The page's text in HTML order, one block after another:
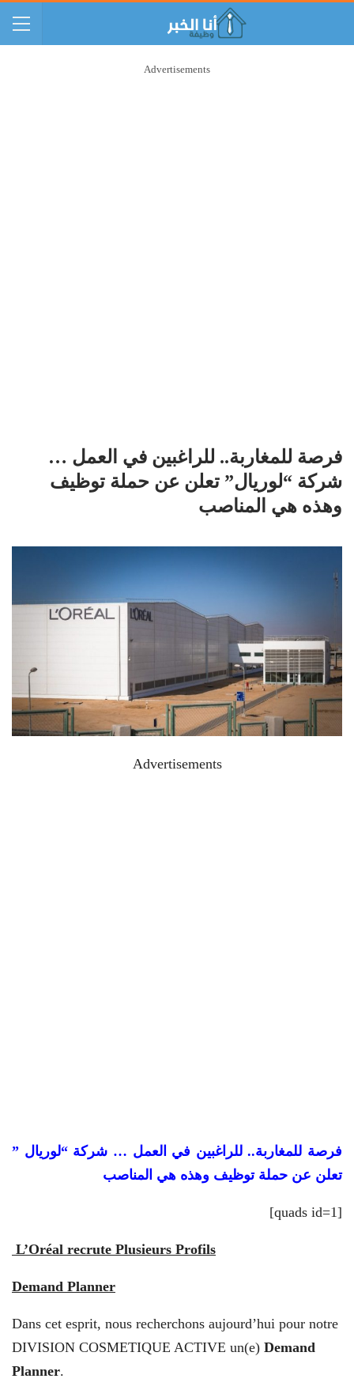
Advertisements
فرصة للمغاربة.. للراغبين في العمل …
شركة “لوريال” تعلن عن حملة توظيف
وهذه هي المناصب
Advertisements
فرصة للمغاربة.. للراغبين في العمل … شركة “لوريال ”
تعلن عن حملة توظيف وهذه هي المناصب
[quads id=1]
L’Oréal recrute Plusieurs Profils
Demand Planner
Dans cet esprit, nous recherchons aujourd’hui pour notre
DIVISION COSMETIQUE ACTIVE un(e) Demand
Planner.